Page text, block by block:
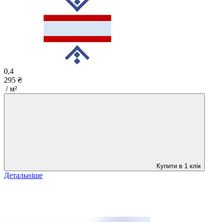
0,4
295 ₴
/ м²
Купити в 1 клік
Детальніше